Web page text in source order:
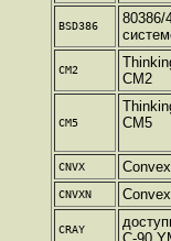
BSD386
80386/
CM2
CM2
CM5
CM5
CNVX
CNVXN
CRAY